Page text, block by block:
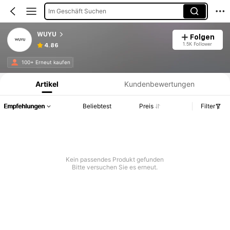
Im Geschäft Suchen
WUYU
4.86
Folgen
1.5K Follower
100+ Erneut kaufen
Produktinformation: Preisangabe, Verkaufs- und Lagerbestandsdetails.
Artikel Kundenbewertungen
Empfehlungen Beliebtest Preis Filter
Kein passendes Produkt gefunden
Bitte versuchen Sie es erneut.